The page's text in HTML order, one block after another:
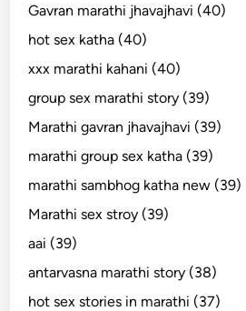
Gavran marathi jhavajhavi (40)
hot sex katha (40)
xxx marathi kahani (40)
group sex marathi story (39)
Marathi gavran jhavajhavi (39)
marathi group sex katha (39)
marathi sambhog katha new (39)
Marathi sex stroy (39)
aai (39)
antarvasna marathi story (38)
hot sex stories in marathi (37)